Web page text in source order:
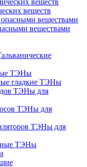
веществ
веществами
ТЭНы
гладкие ТЭНы
ТЭНы для
ТЭНы для
ТЭНы для
ТЭНы